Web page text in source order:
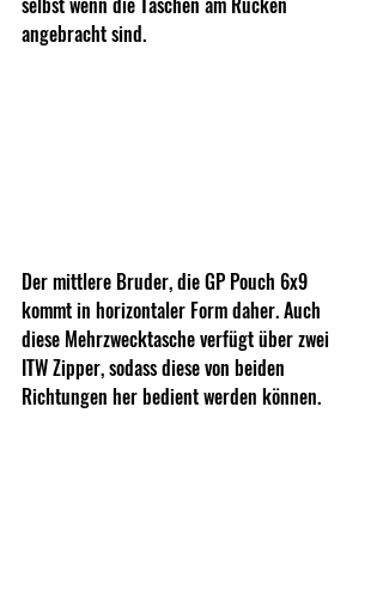
angebracht sind.
Der mittlere Bruder, die GP Pouch 6x9
kommt in horizontaler Form daher. Auch
diese Mehrzwecktasche verfügt über zwei
ITW Zipper, sodass diese von beiden
Richtungen her bedient werden können.